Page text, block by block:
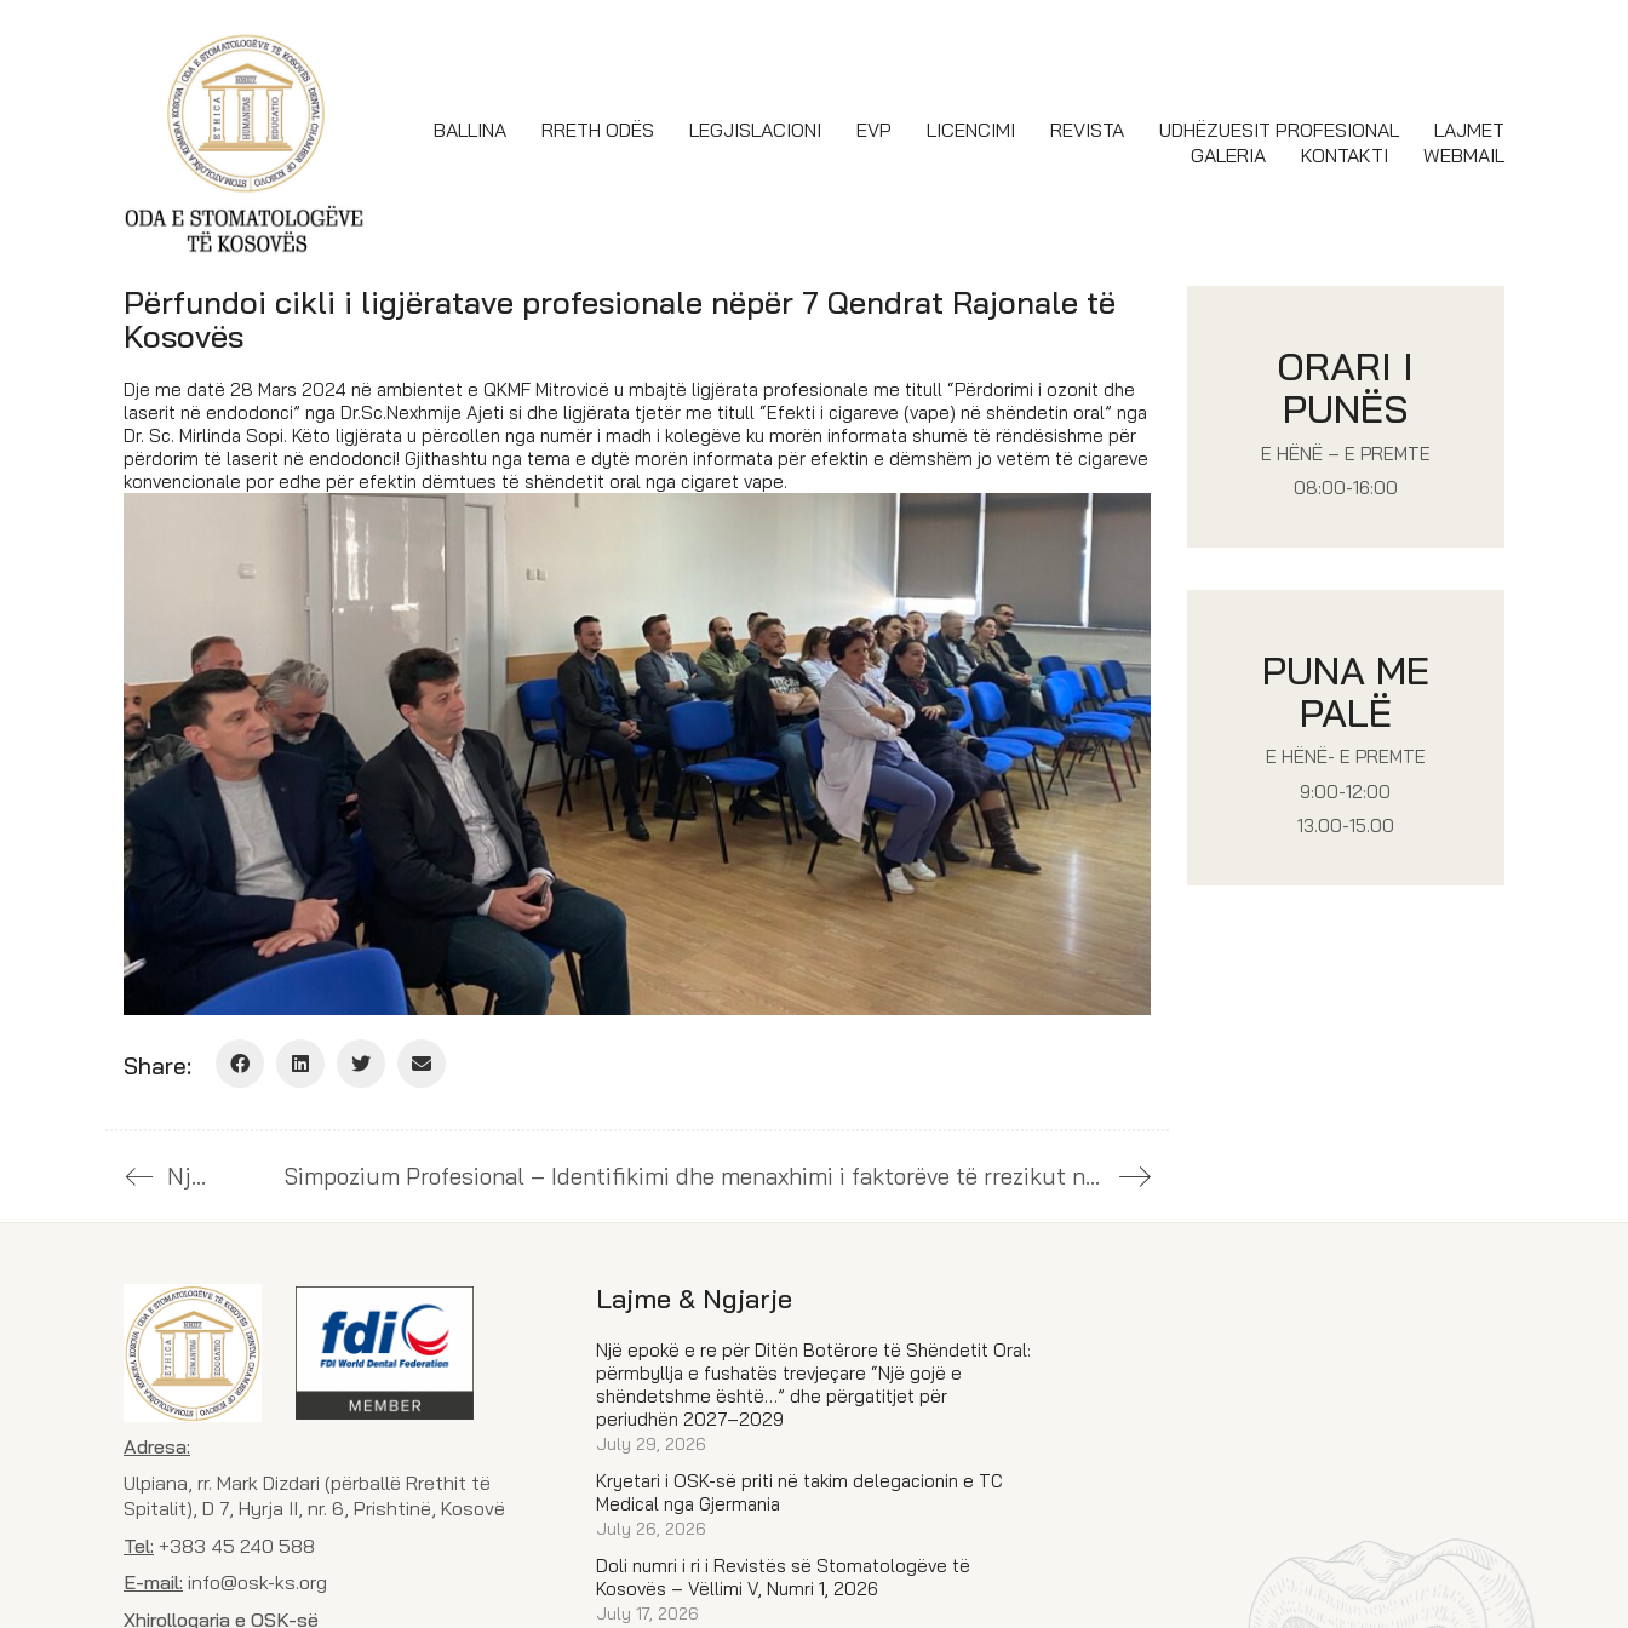
BALLINA RRETH ODËS LEGJISLACIONI EVP LICENCIMI REVISTA UDHËZUESIT PROFESIONAL
LAJMET
GALERIA
KONTAKTI WEBMAIL
Përfundoi cikli i ligjëratave profesionale nëpër 7 Qendrat Rajonale të
Kosovës
Dje me datë 28 Mars 2024 në ambientet e QKMF Mitrovicë u mbajtë ligjërata profesionale me titull “Përdorimi i ozonit dhe
laserit në endodonci” nga Dr.Sc.Nexhmije Ajeti si dhe ligjërata tjetër me titull “Efekti i cigareve (vape) në shëndetin oral” nga
Dr. Sc. Mirlinda Sopi. Këto ligjërata u përcollen nga numër i madh i kolegëve ku morën informata shumë të rëndësishme për
përdorim të laserit në endodonci! Gjithashtu nga tema e dytë morën informata për efektin e dëmshëm jo vetëm të cigareve
konvencionale por edhe për efektin dëmtues të shëndetit oral nga cigaret vape.
Share:
Njoftim Simpozium Profesional – Identifikimi dhe menaxhimi i faktorëve të rrezikut në praktikën stomatologjike
ORARI I
PUNËS
E HËNË – E PREMTE
08:00-16:00
PUNA ME
PALË
E HËNË- E PREMTE
9:00-12:00
13.00-15.00
Adresa:
Ulpiana, rr. Mark Dizdari (përballë Rrethit të
Spitalit), D 7, Hyrja II, nr. 6, Prishtinë, Kosovë
Tel: +383 45 240 588
E-mail: info@osk-ks.org
Xhirollogaria e OSK-së
Lajme & Ngjarje
Një epokë e re për Ditën Botërore të Shëndetit Oral:
përmbyllja e fushatës trevjeçare “Një gojë e
shëndetshme është…” dhe përgatitjet për
periudhën 2027–2029
July 29, 2026
Kryetari i OSK-së priti në takim delegacionin e TC
Medical nga Gjermania
July 26, 2026
Doli numri i ri i Revistës së Stomatologëve të
Kosovës – Vëllimi V, Numri 1, 2026
July 17, 2026